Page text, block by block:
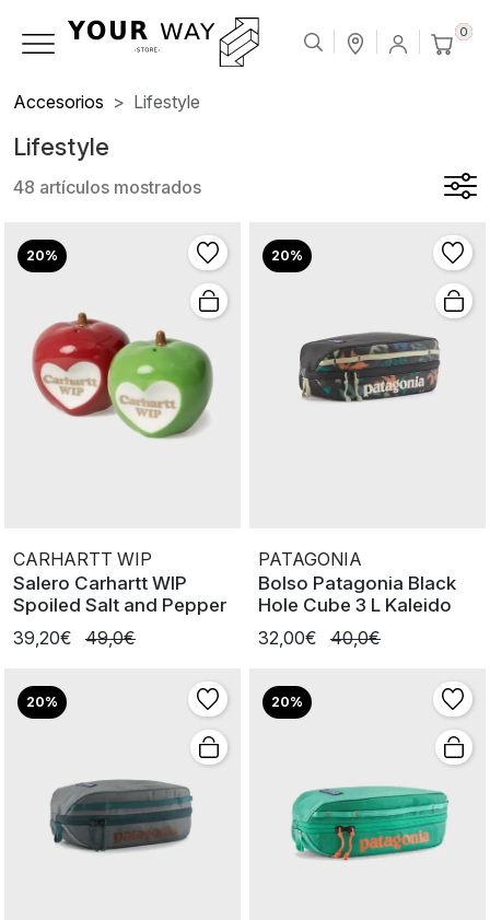
0
Accesorios Lifestyle
Lifestyle
48 artículos mostrados
20%
CARHARTT WIP
Salero Carhartt WIP
Spoiled Salt and Pepper
39,20€
49,0€
20%
PATAGONIA
Bolso Patagonia Black
Hole Cube 3 L Kaleido
32,00€
40,0€
20% 20%